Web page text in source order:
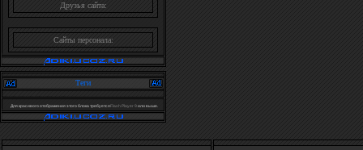
Друзья сайта:
Сайты персонала:
Теги
Для красивого отображения этого блока требуетсяFlash Player 9или выше.